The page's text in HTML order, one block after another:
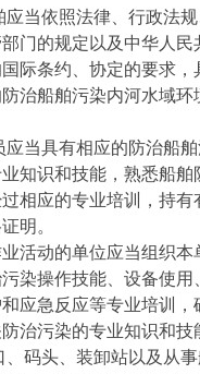
当依照法律、行政法规
门的规定以及中华人民
际条约、协定的要求，
治船舶污染内河水域环
当具有相应的防治船舶
知识和技能，熟悉船舶
相应的专业培训，持有
明。
动的单位应当组织本
染操作技能、设备使用
应急反应等专业培训，
治污染的专业知识和技
码头、装卸站以及从事